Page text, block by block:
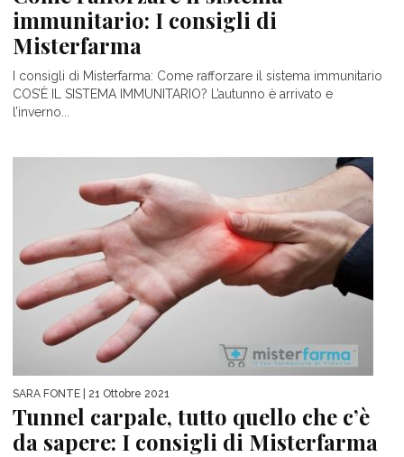
immunitario: I consigli di
Misterfarma
I consigli di Misterfarma: Come rafforzare il sistema immunitario
COS’È IL SISTEMA IMMUNITARIO? L’autunno è arrivato e
l’inverno...
SARA FONTE | 21 Ottobre 2021
Tunnel carpale, tutto quello che c’è
da sapere: I consigli di Misterfarma